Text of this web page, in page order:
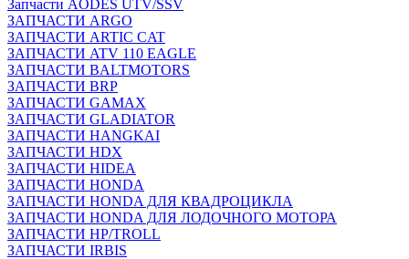
Запчасти AODES UTV/SSV
ЗАПЧАСТИ ARGO
ЗАПЧАСТИ ARTIC CAT
ЗАПЧАСТИ ATV 110 EAGLE
ЗАПЧАСТИ BALTMOTORS
ЗАПЧАСТИ BRP
ЗАПЧАСТИ GAMAX
ЗАПЧАСТИ GLADIATOR
ЗАПЧАСТИ HANGKAI
ЗАПЧАСТИ HDX
ЗАПЧАСТИ HIDEA
ЗАПЧАСТИ HONDA
ЗАПЧАСТИ HONDA ДЛЯ КВАДРОЦИКЛА
ЗАПЧАСТИ HONDA ДЛЯ ЛОДОЧНОГО МОТОРА
ЗАПЧАСТИ HP/TROLL
ЗАПЧАСТИ IRBIS